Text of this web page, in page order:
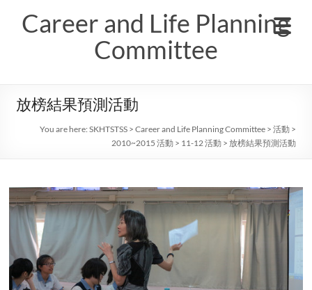
contentCareer and Life Planning
Committee
放榜結果預測活動
You are here:SKHTSTSS >Career and Life Planning Committee >活動 >
2010~2015 活動 > 11-12 活動 >放榜結果預測活動